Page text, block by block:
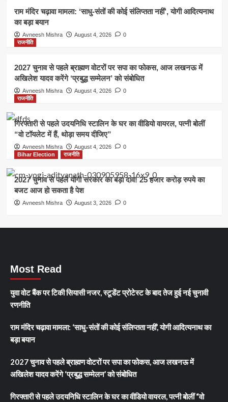
राम मंदिर चढ़ावा मामला: ‘साधु-संतों की कोई संलिप्तता नहीं’, योगी आदित्यनाथ
का बड़ा बयान
Avneesh Mishra August 4, 2026
0
राजनीति
2027 चुनाव से पहले ब्राह्मण वोटरों पर सपा का फोकस, आज लखनऊ में
अखिलेश यादव करेंगे ‘प्रबुद्ध सम्मेलन’ को संबोधित
Avneesh Mishra August 4, 2026
0
राजनीति
गिरफ्तारी से पहले उदयनिधि स्टालिन के घर का वीडियो वायरल, पत्नी बोलीं
“वो टॉयलेट में हैं, थोड़ा समय दीजिए”
Avneesh Mishra August 4, 2026
0
Bihar Election
राजनीति
2027 चुनाव से पहले योगी सरकार का बड़ा दांव! 25 हजार करोड़ रुपये का
बजट आज हो सकता है पेश
Avneesh Mishra August 3, 2026 0
Most Read
युवा वोट बैंक पर टिकी सियासी नजर, स्टूडेंट प्रोटेस्ट के बाद तेज हुई नई चुनावी
रणनीति
राम मंदिर चढ़ावा मामला: ‘साधु-संतों की कोई संलिप्तता नहीं’, योगी आदित्यनाथ का
बड़ा बयान
2027 चुनाव से पहले ब्राह्मण वोटरों पर सपा का फोकस, आज लखनऊ में
अखिलेश यादव करेंगे ‘प्रबुद्ध सम्मेलन’ को संबोधित
गिरफ्तारी से पहले उदयनिधि स्टालिन के घर का वीडियो वायरल, पत्नी बोलीं “वो